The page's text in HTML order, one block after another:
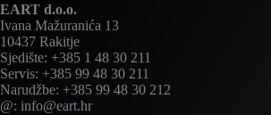
EART d.o.o.
Ivana Mažuranića 13
10437 Rakitje
Sjedište: +385 1 48 30 211
Servis: +385 99 48 30 211
Narudžbe: +385 99 48 30 212
@: info@eart.hr